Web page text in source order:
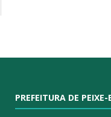
PREFEITURA DE PEIXE-